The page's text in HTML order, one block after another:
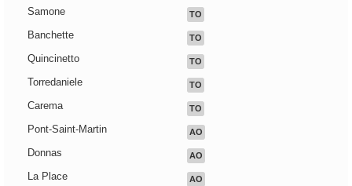
Samone TO
Banchette TO
Quincinetto TO
Torredaniele TO
Carema TO
Pont-Saint-Martin AO
Donnas AO
La Place AO